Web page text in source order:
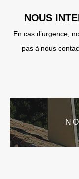
NOUS
En cas d’urgence,
pas à nous